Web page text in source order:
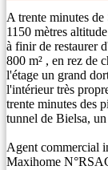
A trente minutes
1150 mètres
à finir de restaurer
800 m² , en rez de
l'étage un grand
l'intérieur très
trente minutes des
tunnel de Bielsa,
Agent commercial
Maxihome